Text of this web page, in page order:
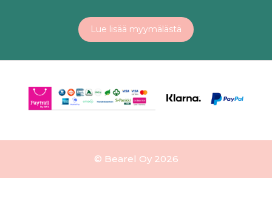
Lue lisää myymälästä
© Bearel Oy 2026